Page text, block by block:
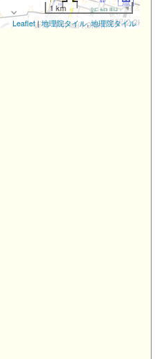
新旭駅(2.2km)
近江 平井城(1.9km)
1 km
Leaflet|地理院タイル,地理院タイル